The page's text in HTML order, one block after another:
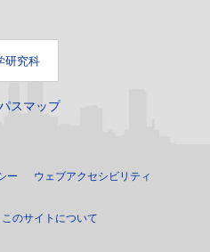
研究科
スマップ
ー ウェブアクセシビリティ
このサイトについて